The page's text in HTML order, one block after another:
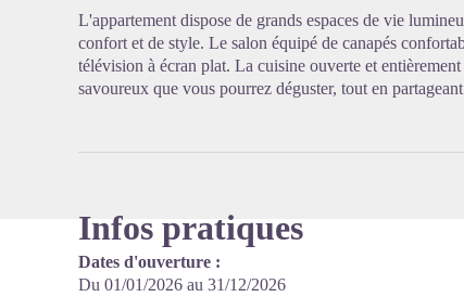
L'appartement dispose de grands espaces de vie
confort et de style. Le salon équipé de canapés
télévision à écran plat. La cuisine ouverte et
savoureux que vous pourrez déguster, tout en
Infos pratiques
Dates d'ouverture :
Du 01/01/2026 au 31/12/2026